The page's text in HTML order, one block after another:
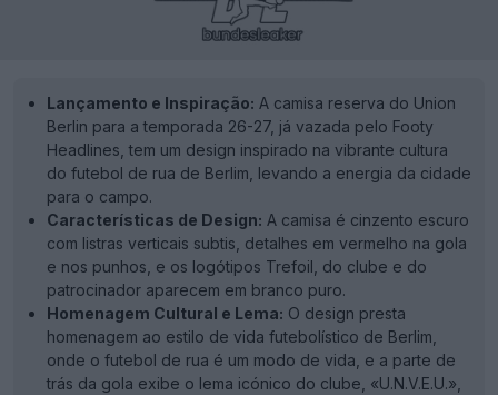
Lançamento e Inspiração: A camisa reserva do Union
Berlin para a temporada 26-27, já vazada pelo Footy
Headlines, tem um design inspirado na vibrante cultura
do futebol de rua de Berlim, levando a energia da cidade
para o campo.
Características de Design: A camisa é cinzento escuro
com listras verticais subtis, detalhes em vermelho na gola
e nos punhos, e os logótipos Trefoil, do clube e do
patrocinador aparecem em branco puro.
Homenagem Cultural e Lema: O design presta
homenagem ao estilo de vida futebolístico de Berlim,
onde o futebol de rua é um modo de vida, e a parte de
trás da gola exibe o lema icónico do clube, «U.N.V.E.U.»,